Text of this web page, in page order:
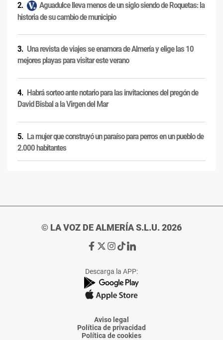
Aguadulce lleva menos de un siglo siendo de Roquetas: la
historia de su cambio de municipio
Una revista de viajes se enamora de Almería y elige las 10
mejores playas para visitar este verano
Habrá sorteo ante notario para las invitaciones del pregón de
David Bisbal a la Virgen del Mar
La mujer que construyó un paraíso para perros en un pueblo de
2.000 habitantes
© LA VOZ DE ALMERÍA S.L.U. 2026
Ir
de
La
Voz
Almería
Ir
de
La
Voz
Almería
Ir
de
La
Voz
Almería
Ir
de
La
Voz
Almería
Ir
de
La
Voz
Descarga la APP:
Aviso legal
Política de privacidad
Política de cookies